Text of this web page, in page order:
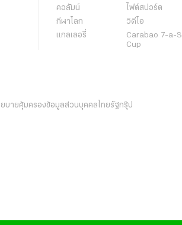
คอลัมน์
ไฟต์สปอร์ต
กีฬาโลก
วิดีโอ
แกลเลอรี่
Carabao 7-a-
Cup
ยบายคุ้มครองข้อมูลส่วนบุคคลไทยรัฐกรุ๊ป